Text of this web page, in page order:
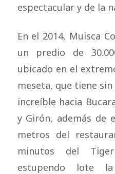
espectacular y de la
En el 2014, Muisca
un predio de
ubicado en el
meseta, que tiene
increíble hacia
y Girón, además de
metros del
minutos del
estupendo lote